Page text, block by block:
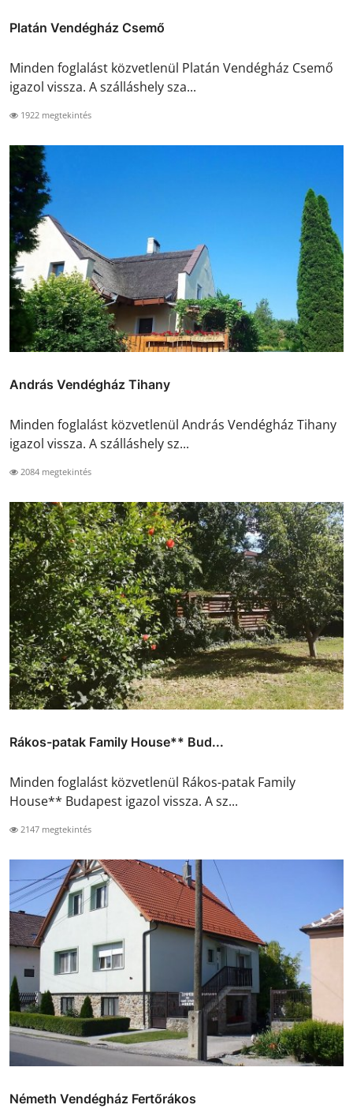
Platán Vendégház Csemő
Minden foglalást közvetlenül Platán Vendégház Csemő
igazol vissza. A szálláshely sza...
1922 megtekintés
András Vendégház Tihany
Minden foglalást közvetlenül András Vendégház Tihany
igazol vissza. A szálláshely sz...
2084 megtekintés
Rákos-patak Family House** Bud...
Minden foglalást közvetlenül Rákos-patak Family
House** Budapest igazol vissza. A sz...
2147 megtekintés
Németh Vendégház Fertőrákos